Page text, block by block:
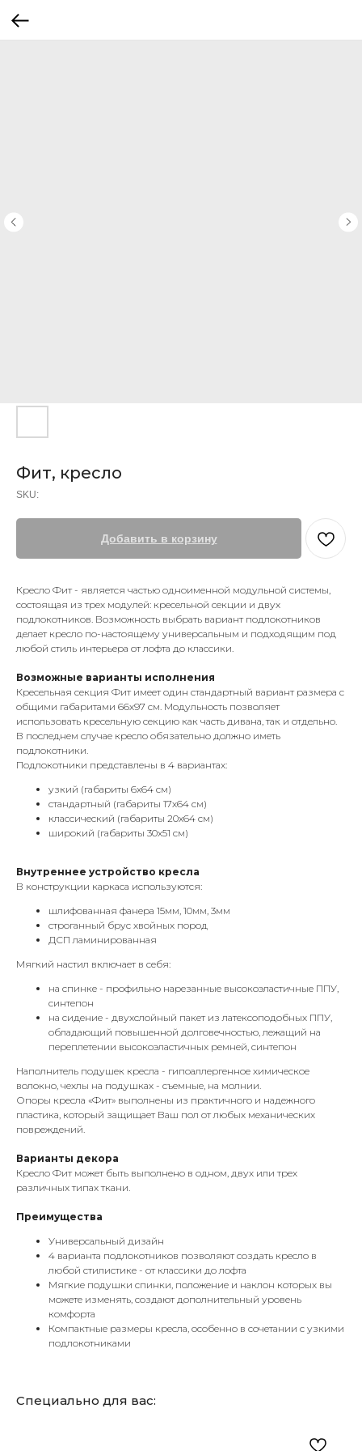
Фит, кресло
SKU:
Добавить в корзину
Кресло Фит - является частью одноименной модульной системы,
состоящая из трех модулей: кресельной секции и двух
подлокотников. Возможность выбрать вариант подлокотников
делает кресло по-настоящему универсальным и подходящим под
любой стиль интерьера от лофта до классики.
Возможные варианты исполнения
Кресельная секция Фит имеет один стандартный вариант размера с
общими габаритами 66х97 см. Модульность позволяет
использовать кресельную секцию как часть дивана, так и отдельно.
В последнем случае кресло обязательно должно иметь
подлокотники.
Подлокотники представлены в 4 вариантах:
узкий (габариты 6х64 см)
стандартный (габариты 17х64 см)
классический (габариты 20х64 см)
широкий (габариты 30х51 см)
Внутреннее устройство кресла
В конструкции каркаса используются:
шлифованная фанера 15мм, 10мм, 3мм
строганный брус хвойных пород
ДСП ламинированная
Мягкий настил включает в себя:
на спинке - профильно нарезанные высокоэластичные ППУ,
синтепон
на сидение - двухслойный пакет из латексоподобных ППУ,
обладающий повышенной долговечностью, лежащий на
переплетении высокоэластичных ремней, синтепон
Наполнитель подушек кресла - гипоаллергенное химическое
волокно, чехлы на подушках - съемные, на молнии.
Опоры кресла «Фит» выполнены из практичного и надежного
пластика, который защищает Ваш пол от любых механических
повреждений.
Варианты декора
Кресло Фит может быть выполнено в одном, двух или трех
различных типах ткани.
Преимущества
Универсальный дизайн
4 варианта подлокотников позволяют создать кресло в
любой стилистике - от классики до лофта
Мягкие подушки спинки, положение и наклон которых вы
можете изменять, создают дополнительный уровень
комфорта
Компактные размеры кресла, особенно в сочетании с узкими
подлокотниками
Специально для вас: